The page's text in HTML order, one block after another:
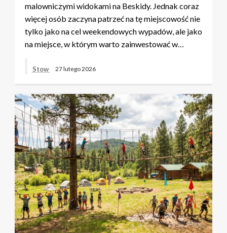
malowniczymi widokami na Beskidy. Jednak coraz
więcej osób zaczyna patrzeć na tę miejscowość nie
tylko jako na cel weekendowych wypadów, ale jako
na miejsce, w którym warto zainwestować w…
Stow 27 lutego 2026